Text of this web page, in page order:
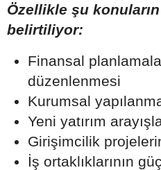
Özellikle şu
belirtiliyor:
Finansal
düzenlenmesi
Kurumsal
Yeni yatırım
Girişimcilik
İş ortaklıklarının